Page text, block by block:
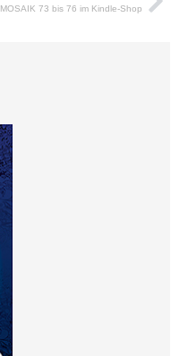
MOSAIK 73 bis 76 im Kindle-Shop